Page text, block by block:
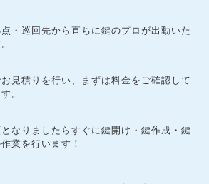
・巡回先から直ちに鍵のプロが出動いた
見積りを行い、まずは料金をご確認して
。
なりましたらすぐに鍵開け・鍵作成・鍵
業を行います！